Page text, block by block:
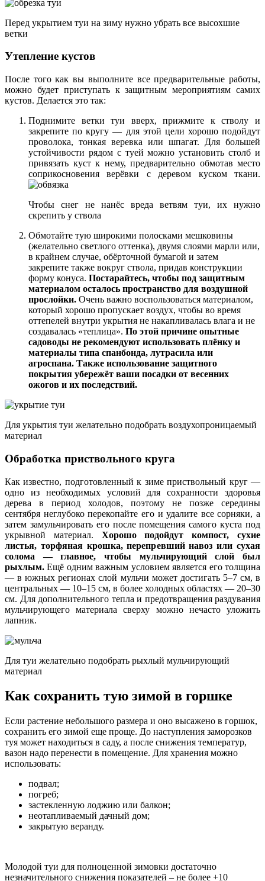
Перед укрытием туи на зиму нужно убрать все высохшие
ветки
Утепление кустов
После того как вы выполните все предварительные работы,
можно будет приступать к защитным мероприятиям самих
кустов. Делается это так:
Поднимите ветки туи вверх, прижмите к стволу и
закрепите по кругу — для этой цели хорошо подойдут
проволока, тонкая веревка или шпагат. Для большей
устойчивости рядом с туей можно установить столб и
привязать куст к нему, предварительно обмотав место
соприкосновения верёвки с деревом куском ткани.
Чтобы снег не нанёс вреда ветвям туи, их нужно
скрепить у ствола
Обмотайте тую широкими полосками мешковины
(желательно светлого оттенка), двумя слоями марли или,
в крайнем случае, обёрточной бумагой и затем
закрепите также вокруг ствола, придав конструкции
форму конуса. Постарайтесь, чтобы под защитным
материалом осталось пространство для воздушной
прослойки. Очень важно воспользоваться материалом,
который хорошо пропускает воздух, чтобы во время
оттепелей внутри укрытия не накапливалась влага и не
создавалась «теплица». По этой причине опытные
садоводы не рекомендуют использовать плёнку и
материалы типа спанбонда, лутрасила или
агроспана. Также использование защитного
покрытия убережёт ваши посадки от весенних
ожогов и их последствий.
Для укрытия туи желательно подобрать воздухопроницаемый
материал
Обработка приствольного круга
Как известно, подготовленный к зиме приствольный круг —
одно из необходимых условий для сохранности здоровья
дерева в период холодов, поэтому не позже середины
сентября неглубоко перекопайте его и удалите все сорняки, а
затем замульчировать его после помещения самого куста под
укрывной материал. Хорошо подойдут компост, сухие
листья, торфяная крошка, перепревший навоз или сухая
солома — главное, чтобы мульчирующий слой был
рыхлым. Ещё одним важным условием является его толщина
— в южных регионах слой мульчи может достигать 5–7 см, в
центральных — 10–15 см, в более холодных областях — 20–30
см. Для дополнительного тепла и предотвращения раздувания
мульчирующего материала сверху можно нечасто уложить
лапник.
Для туи желательно подобрать рыхлый мульчирующий
материал
Как сохранить тую зимой в горшке
Если растение небольшого размера и оно высажено в горшок,
сохранить его зимой еще проще. До наступления заморозков
туя может находиться в саду, а после снижения температур,
вазон надо перенести в помещение. Для хранения можно
использовать:
подвал;
погреб;
застекленную лоджию или балкон;
неотапливаемый дачный дом;
закрытую веранду.
Молодой туи для полноценной зимовки достаточно
незначительного снижения показателей – не более +10